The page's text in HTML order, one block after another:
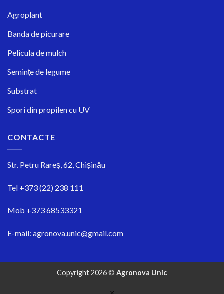
Agroplant
Banda de picurare
Pelicula de mulch
Semințe de legume
Substrat
Spori din propilen cu UV
CONTACTE
Str. Petru Rareș, 62, Chișinău
Tel +373 (22) 238 111
Mob +373 68533321
E-mail: agronova.unic@gmail.com
Copyright 2026 © Agronova Unic